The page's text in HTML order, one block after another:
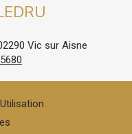
Vic sur Aisne